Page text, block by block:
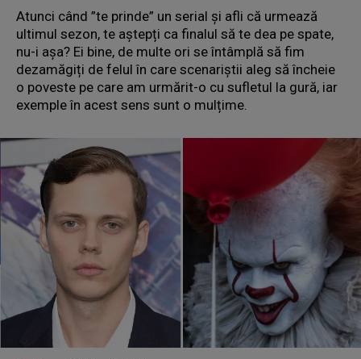
Atunci când ”te prinde” un serial și afli că urmează
ultimul sezon, te aștepți ca finalul să te dea pe spate,
nu-i așa? Ei bine, de multe ori se întâmplă să fim
dezamăgiți de felul în care scenariștii aleg să încheie
o poveste pe care am urmărit-o cu sufletul la gură, iar
exemple în acest sens sunt o mulțime.